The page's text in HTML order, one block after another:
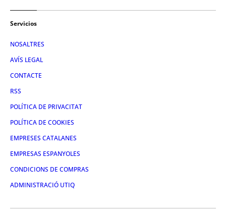
Servicios
NOSALTRES
AVÍS LEGAL
CONTACTE
RSS
POLÍTICA DE PRIVACITAT
POLÍTICA DE COOKIES
EMPRESES CATALANES
EMPRESAS ESPANYOLES
CONDICIONS DE COMPRAS
ADMINISTRACIÓ UTIQ